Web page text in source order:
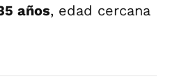
años, edad cercana